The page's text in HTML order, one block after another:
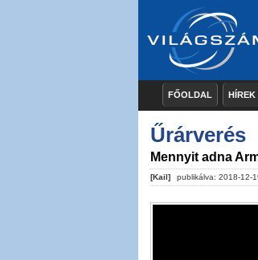
FŐOLDAL HÍREK
Űrárverés
Mennyit adna
[Kail] publikálva: 2018-12-